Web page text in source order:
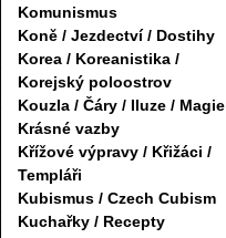
Komunismus
Koně / Jezdectví / Dostihy
Korea / Koreanistika /
Korejský poloostrov
Kouzla / Čáry / Iluze / Magie
Krásné vazby
Křížové výpravy / Křižáci /
Templáři
Kubismus / Czech Cubism
Kuchařky / Recepty